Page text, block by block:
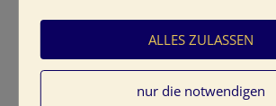
14/04/2015 um 20:56 Uhr
ALLES ZULASSEN
nur die notwendigen